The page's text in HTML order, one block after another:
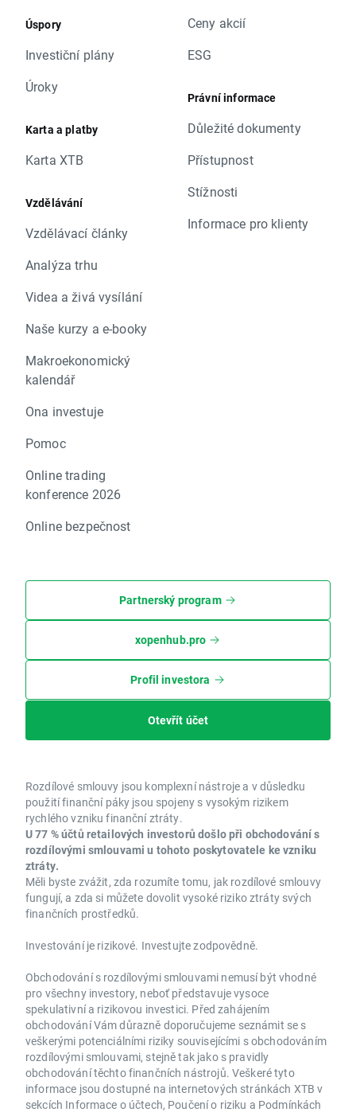
Úspory
Investiční plány
Úroky
Karta a platby
Karta XTB
Vzdělávání
Vzdělávací články
Analýza trhu
Videa a živá vysílání
Naše kurzy a e-booky
Makroekonomický
kalendář
Ona investuje
Pomoc
Online trading
konference 2026
Online bezpečnost
Ceny akcií
ESG
Právní informace
Důležité dokumenty
Přístupnost
Stížnosti
Informace pro klienty
Partnerský program
xopenhub.pro
Profil investora
Otevřít účet
Rozdílové smlouvy jsou komplexní nástroje a v důsledku
použití finanční páky jsou spojeny s vysokým rizikem
rychlého vzniku finanční ztráty.
U 77 % účtů retailových investorů došlo při obchodování s
rozdílovými smlouvami u tohoto poskytovatele ke vzniku
ztráty.
Měli byste zvážit, zda rozumíte tomu, jak rozdílové smlouvy
fungují, a zda si můžete dovolit vysoké riziko ztráty svých
finančních prostředků.
Investování je rizikové. Investujte zodpovědně.
Obchodování s rozdílovými smlouvami nemusí být vhodné
pro všechny investory, neboť představuje vysoce
spekulativní a rizikovou investici. Před zahájením
obchodování Vám důrazně doporučujeme seznámit se s
veškerými potenciálními riziky souvisejícími s obchodováním
rozdílovými smlouvami, stejně tak jako s pravidly
obchodování těchto finančních nástrojů. Veškeré tyto
informace jsou dostupné na internetových stránkách XTB v
sekcích Informace o účtech, Poučení o riziku a Podmínkách